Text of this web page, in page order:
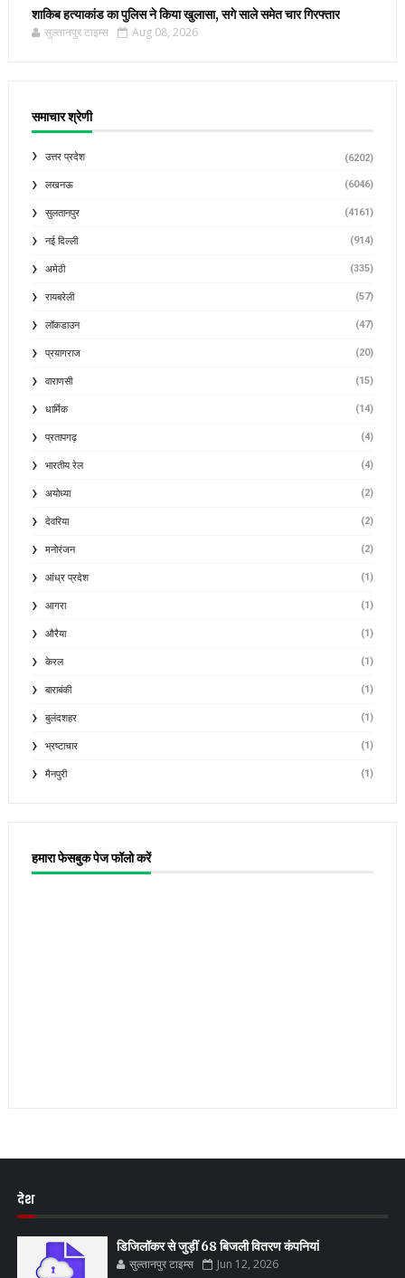
शाकिब हत्याकांड का पुलिस ने किया खुलासा, सगे साले समेत चार गिरफ्तार
सुल्तानपुर टाइम्स Aug 08, 2026
समाचार श्रेणी
उत्तर प्रदेश (6202)
लखनऊ (6046)
सुलतानपुर (4161)
नई दिल्ली (914)
अमेठी (335)
रायबरेली (57)
लॉकडाउन (47)
प्रयागराज (20)
वाराणसी (15)
धार्मिक (14)
प्रतापगढ़ (4)
भारतीय रेल (4)
अयोध्या (2)
देवरिया (2)
मनोरंजन (2)
आंध्र प्रदेश (1)
आगरा (1)
औरैया (1)
केरल (1)
बाराबंकी (1)
बुलंदशहर (1)
भ्रष्टाचार (1)
मैनपुरी (1)
हमारा फेसबुक पेज फॉलो करें
देश
डिजिलॉकर से जुड़ीं 68 बिजली वितरण कंपनियां
सुल्तानपुर टाइम्स Jun 12, 2026